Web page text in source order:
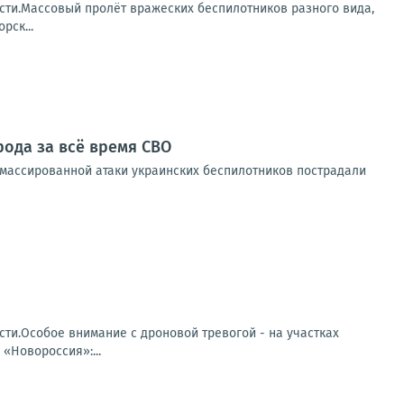
пролёт вражеских беспилотников разного вида,
за всё время СВО
атаки украинских беспилотников пострадали
внимание с дроновой тревогой - на участках